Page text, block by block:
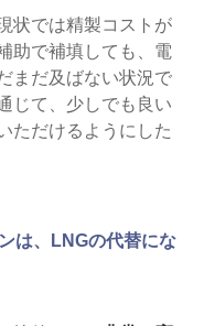
状では精製コストが
助で補填しても、電
まだ及ばない状況で
じて、少しでも良い
ただけるようにした
は、LNGの代替にな